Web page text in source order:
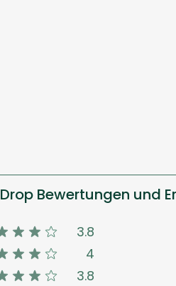
Bewertungen und
3.8
4
3.8